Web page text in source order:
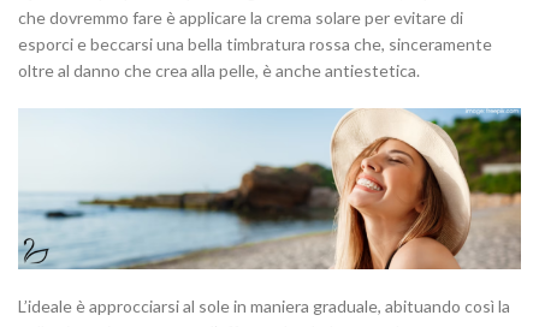
che dovremmo fare è applicare la crema solare per evitare di
esporci e beccarsi una bella timbratura rossa che, sinceramente
oltre al danno che crea alla pelle, è anche antiestetica.
L’ideale è approcciarsi al sole in maniera graduale, abituando così la